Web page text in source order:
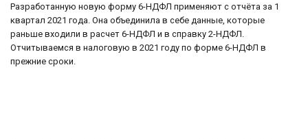
Разработанную новую форму 6-НДФЛ применяют с отчёта за 1
квартал 2021 года. Она объединила в себе данные, которые
раньше входили в расчет 6-НДФЛ и в справку 2-НДФЛ.
Отчитываемся в налоговую в 2021 году по форме 6-НДФЛ в
прежние сроки.